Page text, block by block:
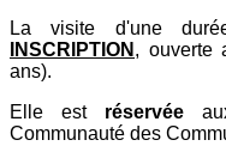
La visite d'une
INSCRIPTION , ouverte
ans).
Elle est réservée
Communauté des